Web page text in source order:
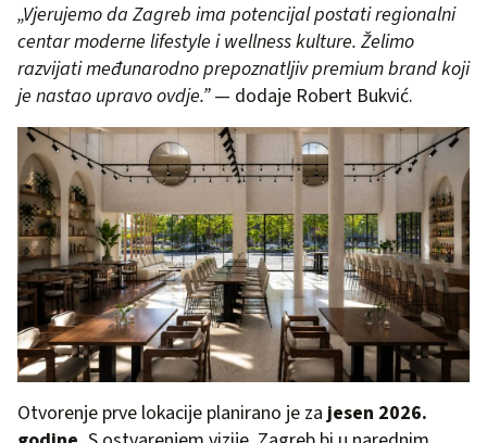
„Vjerujemo da Zagreb ima potencijal postati regionalni
centar moderne lifestyle i wellness kulture. Želimo
razvijati međunarodno prepoznatljiv premium brand koji
je nastao upravo ovdje.”— dodaje Robert Bukvić.
Otvorenje prve lokacije planirano je zajesen 2026.